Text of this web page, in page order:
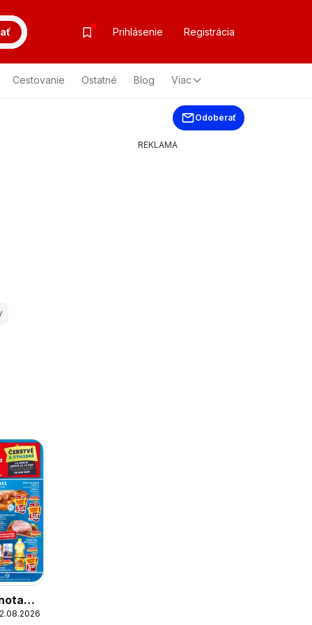
Prihlásenie Registrácia
Cestovanie Ostatné Blog Viac
Odoberať
REKLAMA